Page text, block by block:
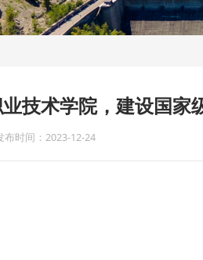
技术学院，建设国家
布时间：2023-12-24